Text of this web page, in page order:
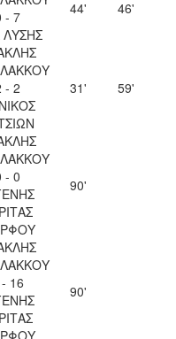
- 7
ΛΥΣΗΣ
44' 46'
- 2
31' 59'
- 0
90'
16
90'